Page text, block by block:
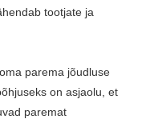
tootjate ja
parema jõudluse
on asjaolu, et
paremat